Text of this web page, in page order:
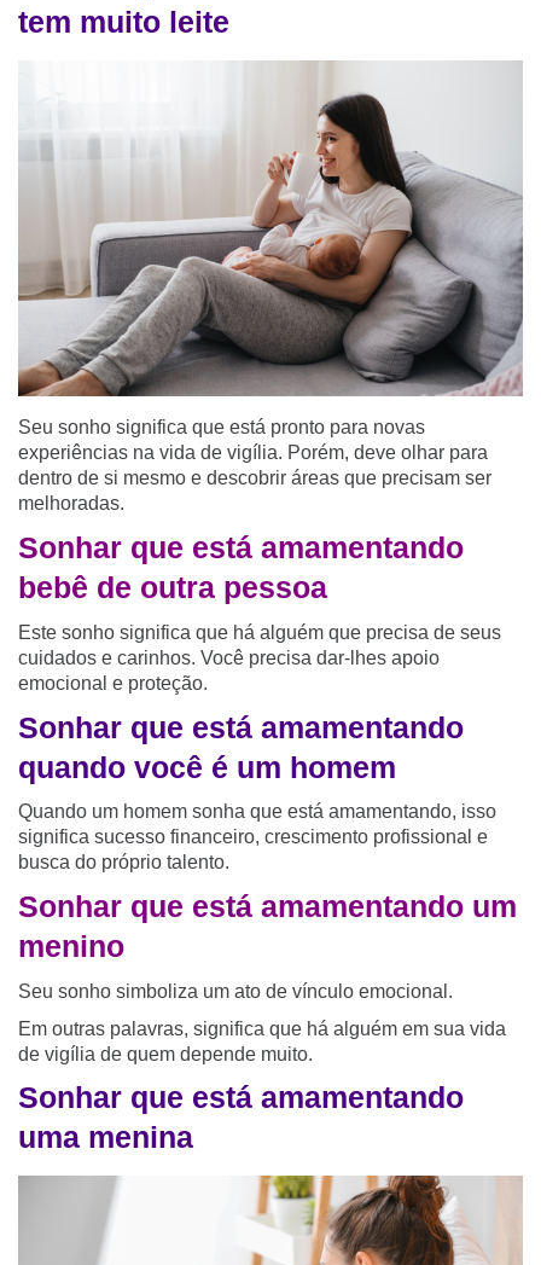
tem muito leite
Seu sonho significa que está pronto para novas
experiências na vida de vigília. Porém, deve olhar para
dentro de si mesmo e descobrir áreas que precisam ser
melhoradas.
Sonhar que está amamentando
bebê de outra pessoa
Este sonho significa que há alguém que precisa de seus
cuidados e carinhos. Você precisa dar-lhes apoio
emocional e proteção.
Sonhar que está amamentando
quando você é um homem
Quando um homem sonha que está amamentando, isso
significa sucesso financeiro, crescimento profissional e
busca do próprio talento.
Sonhar que está amamentando um
menino
Seu sonho simboliza um ato de vínculo emocional.
Em outras palavras, significa que há alguém em sua vida
de vigília de quem depende muito.
Sonhar que está amamentando
uma menina